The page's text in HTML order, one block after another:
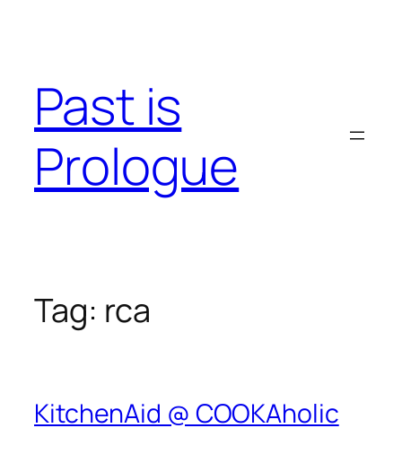
Past is
Prologue
Tag: rca
KitchenAid @ COOKAholic